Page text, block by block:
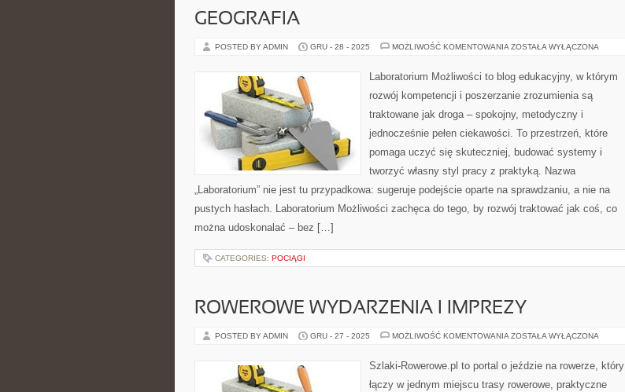
GEOGRAFIA
POSTED BY ADMIN GRU - 28 - 2025 MOŻLIWOŚĆ KOMENTOWANIA GEOGRAFIA
ZOSTAŁA WYŁĄCZONA
Laboratorium Możliwości to blog edukacyjny, w którym
rozwój kompetencji i poszerzanie zrozumienia są
traktowane jak droga – spokojny, metodyczny i
jednocześnie pełen ciekawości. To przestrzeń, które
pomaga uczyć się skuteczniej, budować systemy i
tworzyć własny styl pracy z praktyką. Nazwa
„Laboratorium” nie jest tu przypadkowa: sugeruje podejście oparte na sprawdzaniu, a nie na
pustych hasłach. Laboratorium Możliwości zachęca do tego, by rozwój traktować jak coś, co
można udoskonalać – bez […]
CATEGORIES: POCIĄGI
ROWEROWE WYDARZENIA I IMPREZY
POSTED BY ADMIN GRU - 27 - 2025 MOŻLIWOŚĆ KOMENTOWANIA ROWEROWE
IMPREZY
ZOSTAŁA WYŁĄCZONA
Szlaki-Rowerowe.pl to portal o jeździe na rowerze, który
łączy w jednym miejscu trasy rowerowe, praktyczne